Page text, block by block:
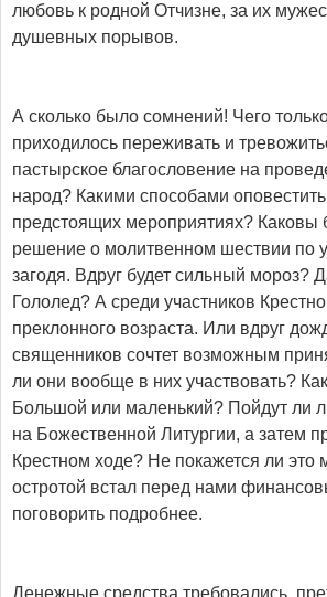
любовь к родной Отчизне, за их
душевных порывов.
А сколько было сомнений! Чего
приходилось переживать и
пастырское благословение на
народ? Какими способами
предстоящих мероприятиях? Каковы
решение о молитвенном шествии по
загодя. Вдруг будет сильный мороз?
Гололед? А среди участников
преклонного возраста. Или вдруг
священников сочтет возможным
ли они вообще в них участвовать?
Большой или маленький? Пойдут ли
на Божественной Литургии, а затем
Крестном ходе? Не покажется ли
остротой встал перед нами
поговорить подробнее.
Денежные средства требовались,